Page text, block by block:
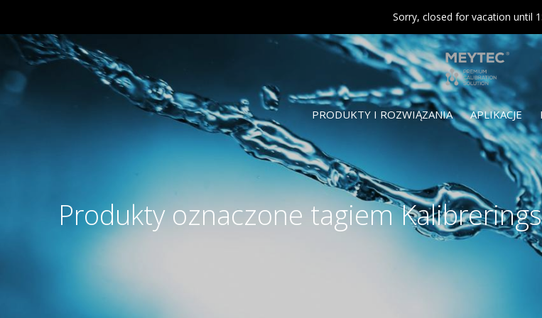
PRODUKTY I ROZWIĄZANIA APLIKACJE
Sorry, closed for vacation until
Produkty oznaczone tagiem